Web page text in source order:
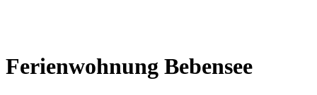
Ferienwohnung Bebensee